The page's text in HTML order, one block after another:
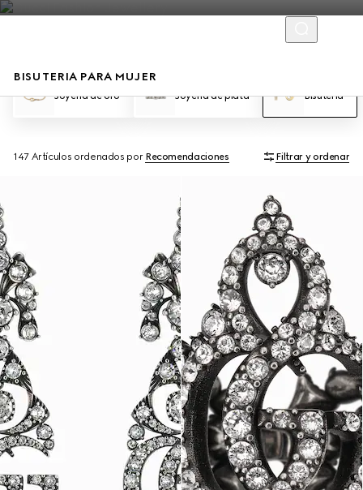
BISUTERIA PARA MUJER
Joyería de oro Joyería de plata Bisutería
147 Artículos ordenados por Recomendaciones Filtrar y ordenar